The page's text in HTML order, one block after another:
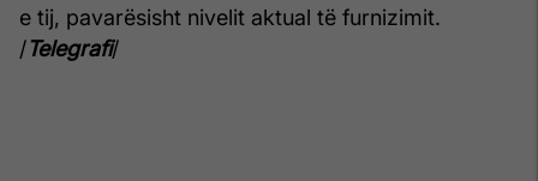
e tij, pavarësisht nivelit aktual të furnizimit.
/Telegrafi/